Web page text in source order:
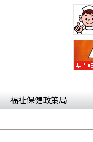
福祉保健政策局